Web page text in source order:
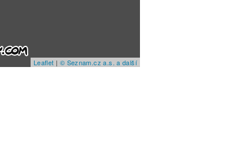
Leaflet | © Seznam.cz a.s. a další